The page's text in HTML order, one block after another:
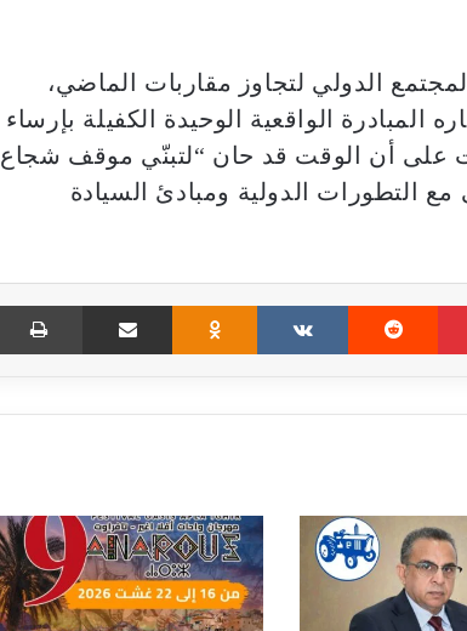
الدولي لتجاوز مقاربات الماضي،
المبادرة الواقعية الوحيدة الكفيلة بإرساء
على أن الوقت قد حان “لتبنّي موقف شجاع
التطورات الدولية ومبادئ السيادة
Pinterest
Reddit
VKontakte
Odnoklassniki
Share via Email